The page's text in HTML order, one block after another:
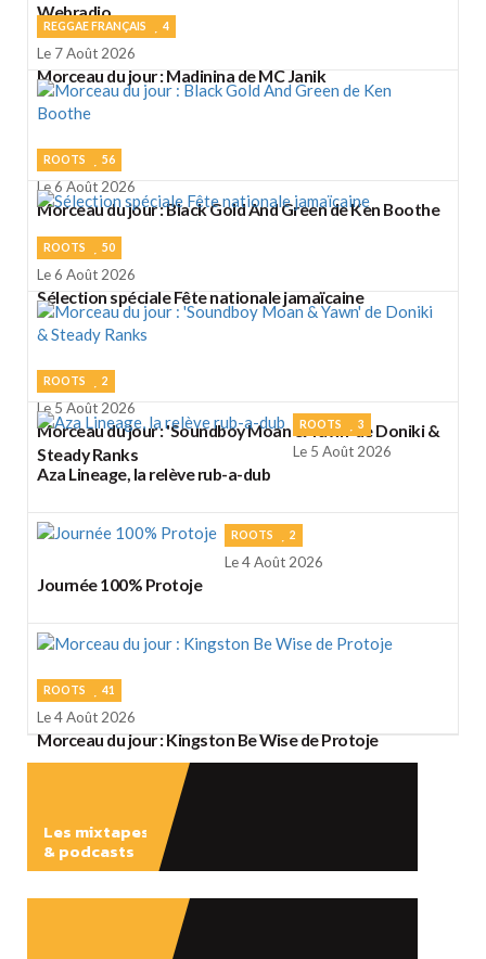
Webradio
REGGAE FRANÇAIS 4
Le 7 Août 2026
Morceau du jour : Madinina de MC Janik
ROOTS 56
Le 6 Août 2026
Morceau du jour : Black Gold And Green de Ken Boothe
ROOTS 50
Le 6 Août 2026
Sélection spéciale Fête nationale jamaïcaine
ROOTS 2
Le 5 Août 2026
Morceau du jour : 'Soundboy Moan & Yawn' de Doniki &
Steady Ranks
ROOTS 3
Le 5 Août 2026
Aza Lineage, la relève rub-a-dub
ROOTS 2
Le 4 Août 2026
Journée 100% Protoje
ROOTS 41
Le 4 Août 2026
Morceau du jour : Kingston Be Wise de Protoje
Les mixtapes
& podcasts